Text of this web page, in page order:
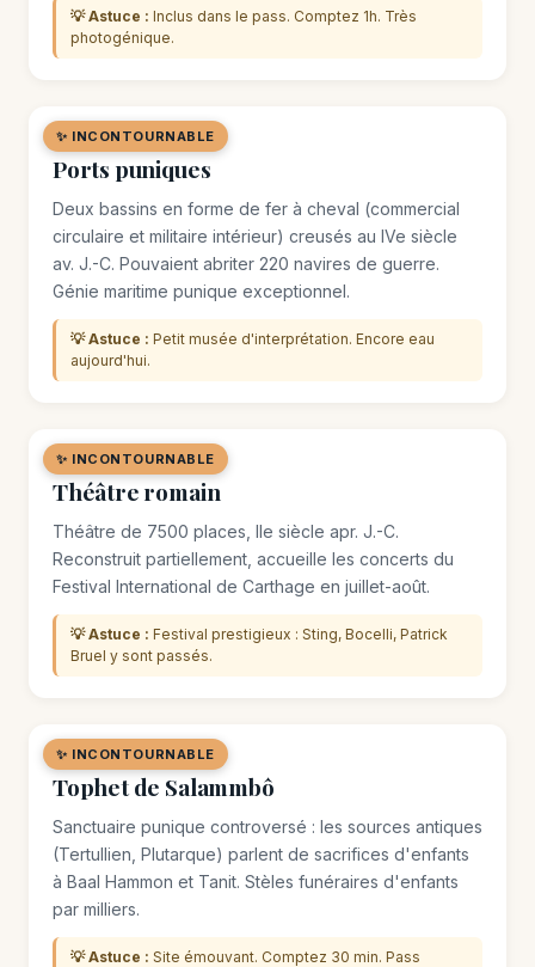
💡 Astuce : Inclus dans le pass. Comptez 1h. Très
photogénique.
✨ INCONTOURNABLE
🏛️ MONUMENT
Ports puniques
Deux bassins en forme de fer à cheval (commercial
circulaire et militaire intérieur) creusés au IVe siècle
av. J.-C. Pouvaient abriter 220 navires de guerre.
Génie maritime punique exceptionnel.
💡 Astuce : Petit musée d'interprétation. Encore eau
aujourd'hui.
✨ INCONTOURNABLE
🏛️ MONUMENT
Théâtre romain
Théâtre de 7500 places, IIe siècle apr. J.-C.
Reconstruit partiellement, accueille les concerts du
Festival International de Carthage en juillet-août.
💡 Astuce : Festival prestigieux : Sting, Bocelli, Patrick
Bruel y sont passés.
✨ INCONTOURNABLE
🏛️ MONUMENT
Tophet de Salammbô
Sanctuaire punique controversé : les sources antiques
(Tertullien, Plutarque) parlent de sacrifices d'enfants
à Baal Hammon et Tanit. Stèles funéraires d'enfants
par milliers.
💡 Astuce : Site émouvant. Comptez 30 min. Pass